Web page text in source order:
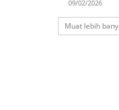
09/02/2026
Muat lebih